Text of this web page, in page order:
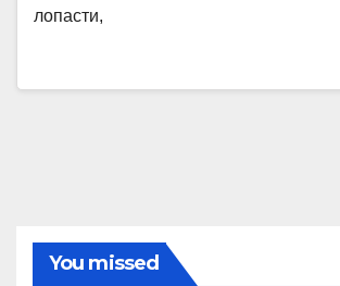
лопасти,
You missed